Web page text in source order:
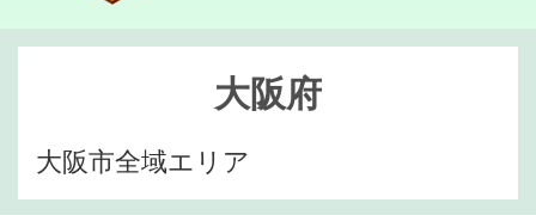
大阪府
大阪市全域エリア